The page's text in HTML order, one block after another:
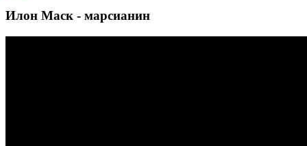
Илон Маск - марсианин